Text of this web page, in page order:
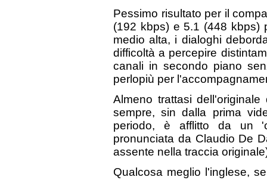
Pessimo risultato per il
(192 kbps) e 5.1 (448 kbps)
medio alta, i dialoghi
difficoltà a percepire
canali in secondo piano
perlopiù per
Almeno trattasi
sempre, sin dalla prima
periodo, è afflitto da un
pronunciata da Claudio De
assente nella traccia
Qualcosa meglio l'inglese,